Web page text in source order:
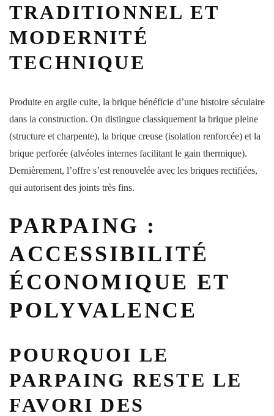
TRADITIONNEL ET
MODERNITÉ
TECHNIQUE
Produite en argile cuite, la brique bénéficie d’une histoire séculaire
dans la construction. On distingue classiquement la brique pleine
(structure et charpente), la brique creuse (isolation renforcée) et la
brique perforée (alvéoles internes facilitant le gain thermique).
Dernièrement, l’offre s’est renouvelée avec les briques rectifiées,
qui autorisent des joints très fins.
PARPAING :
ACCESSIBILITÉ
ÉCONOMIQUE ET
POLYVALENCE
POURQUOI LE
PARPAING RESTE LE
FAVORI DES